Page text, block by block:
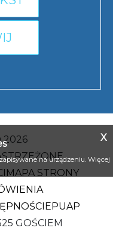
2026
MAPA STRONY
EPUAP
GOŚCIEM
X
na urządzeniu. Więcej